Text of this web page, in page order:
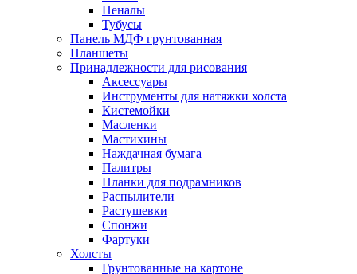
Пеналы
Тубусы
Панель МДФ грунтованная
Планшеты
Принадлежности для рисования
Аксессуары
Инструменты для натяжки холста
Кистемойки
Масленки
Мастихины
Наждачная бумага
Палитры
Планки для подрамников
Распылители
Растушевки
Спонжи
Фартуки
Холсты
Грунтованные на картоне